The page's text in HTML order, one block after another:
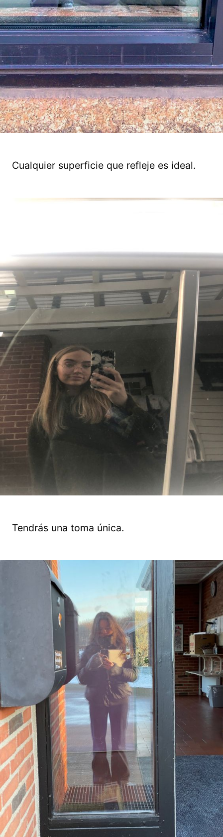
Cualquier superficie que refleje es ideal.
Tendrás una toma única.